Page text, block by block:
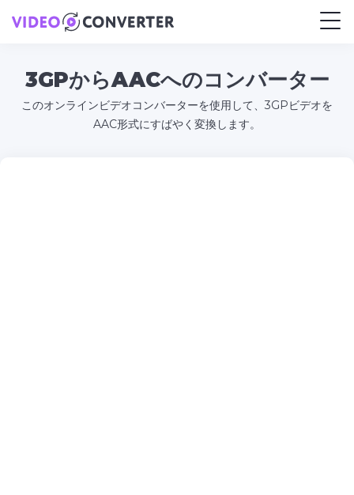
3GPからAACへのコンバーター
このオンラインビデオコンバーターを使用して、3GPビデオを
AAC形式にすばやく変換します。